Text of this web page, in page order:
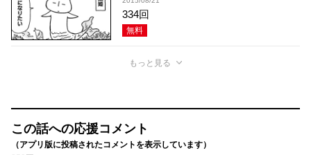
334回
無料
もっと見る
この話への応援コメント
（アプリ版に投稿されたコメントを表示しています）